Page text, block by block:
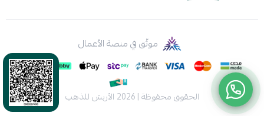
موثّق في منصة الأعمال
الحقوق محفوظة | 2026 الأربش للذهب